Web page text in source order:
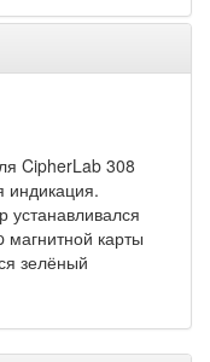
CipherLab 308
индикация.
устанавливался
магнитной карты
зелёный